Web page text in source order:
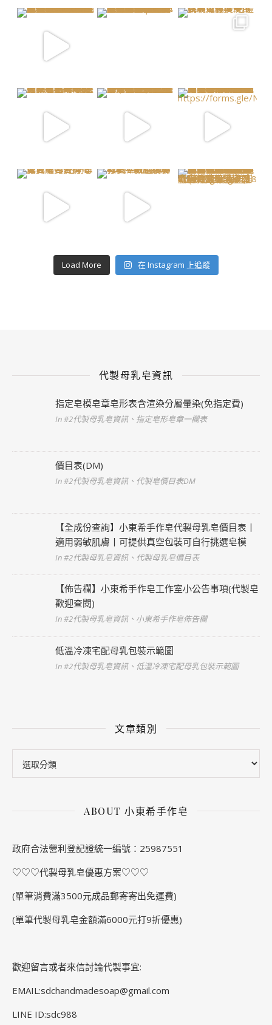
Load More 在 Instagram 上追蹤
代製母乳皂資訊
指定皂模皂章皂形表含渲染分層暈染(免指定費)
In #2代製母乳皂資訊、指定皂形皂章一欄表
價目表(DM)
In #2代製母乳皂資訊、代製皂價目表DM
【全成份查詢】小東希手作皂代製母乳皂價目表丨
適用弱敏肌膚丨可提供真空包裝可自行挑選皂模
In #2代製母乳皂資訊、代製母乳皂價目表
【佈告欄】小東希手作皂工作室小公告事項(代製皂
歡迎查閱)
In #2代製母乳皂資訊、小東希手作皂佈告欄
低溫冷凍宅配母乳包裝示範圖
In #2代製母乳皂資訊、低溫冷凍宅配母乳包裝示範圖
文章類別
ABOUT 小東希手作皂
政府合法營利登記證統一編號：25987551
♡♡♡代製母乳皂優惠方案♡♡♡
(單筆消費滿3500元成品郵寄寄出免運費)
(單筆代製母乳皂金額滿6000元打9折優惠)
歡迎留言或者來信討論代製事宜:
EMAIL:sdchandmadesoap@gmail.com
LINE ID:sdc988